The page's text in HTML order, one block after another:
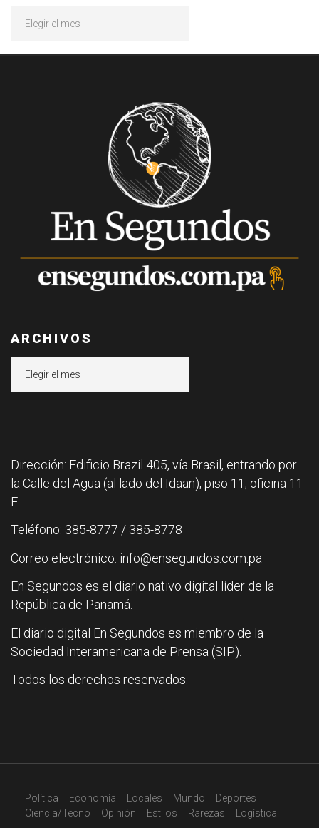
ARCHIVOS
Dirección: Edificio Brazil 405, vía Brasil, entrando por
la Calle del Agua (al lado del Idaan), piso 11, oficina 11
F.
Teléfono: 385-8777 / 385-8778
Correo electrónico: info@ensegundos.com.pa
En Segundos es el diario nativo digital líder de la
República de Panamá.
El diario digital En Segundos es miembro de la
Sociedad Interamericana de Prensa (SIP).
Todos los derechos reservados.
Política Economía Locales Mundo
Deportes
Ciencia/Tecno
Opinión Estilos Rarezas Logística